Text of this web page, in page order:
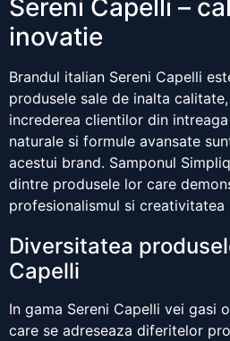
Sereni Capelli –
inovatie
Brandul italian Sereni Capelli
produsele sale de inalta
increderea clientilor din
naturale si formule avansate
acestui brand. Samponul
dintre produsele lor care
profesionalismul si creativitatea
Diversitatea
Capelli
In gama Sereni Capelli vei gasi
care se adreseaza diferitelor